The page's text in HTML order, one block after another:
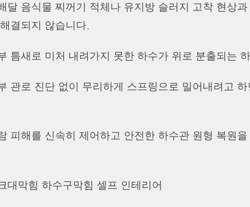
달 음식물 찌꺼기 적체나 유지방 슬러지 고착 현상
결되지 않습니다.
틈새로 미처 내려가지 못한 하수가 위로 분출되는
관로 진단 없이 무리하게 스프링으로 밀어내려고
피해를 신속히 제어하고 안전한 하수관 원형 복원
대막힘 하수구막힘 셀프 인테리어